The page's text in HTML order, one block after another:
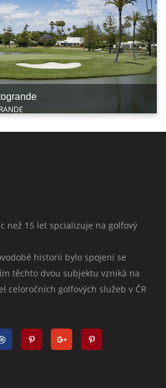
než 15 let spcializuje na golfový
historii bylo spojení se
těchto dvou subjektu vzniká na
celoročních golfových služeb v ČR